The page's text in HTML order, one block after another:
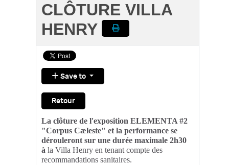
CLÔTURE VILLA
HENRY
Save to
Retour
La clôture de l'exposition ELEMENTA #2
"Corpus Cæleste" et la performance se
dérouleront sur une durée maximale 2h30
à la Villa Henry en tenant compte des
recommandations sanitaires.